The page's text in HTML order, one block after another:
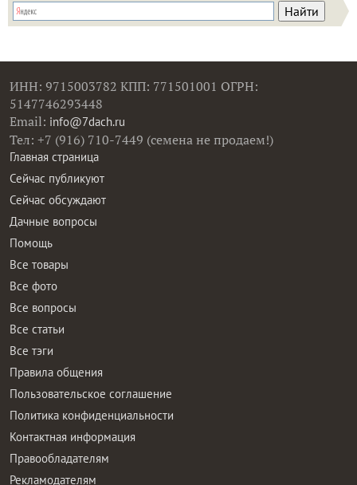
ИНН: 9715003782 КПП: 771501001 ОГРН:
5147746293448
Email: info@7dach.ru
Тел: +7 (916) 710-7449 (семена не продаем!)
Главная страница
Сейчас публикуют
Сейчас обсуждают
Дачные вопросы
Помощь
Все товары
Все фото
Все вопросы
Все статьи
Все тэги
Правила общения
Пользовательское соглашение
Политика конфиденциальности
Контактная информация
Правообладателям
Рекламодателям